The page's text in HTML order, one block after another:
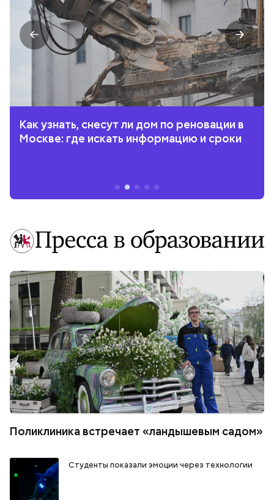
Как узнать, снесут ли дом по реновации в
Москве: где искать информацию и сроки
Поликлиника встречает «ландышевым садом»
Студенты показали эмоции через технологии